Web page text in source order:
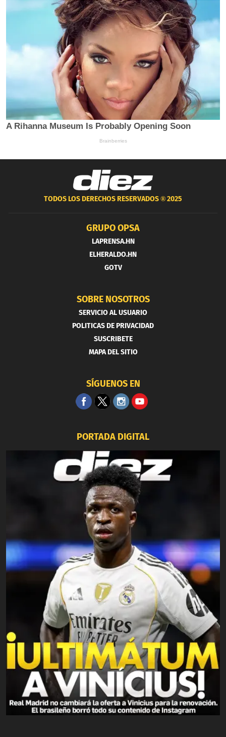
TODOS LOS DERECHOS RESERVADOS ®2025
GRUPO OPSA
LAPRENSA.HN
ELHERALDO.HN
GOTV
SOBRE NOSOTROS
SERVICIO AL USUARIO
POLITICAS DE PRIVACIDAD
SUSCRIBETE
MAPA DEL SITIO
SÍGUENOS EN
PORTADA DIGITAL